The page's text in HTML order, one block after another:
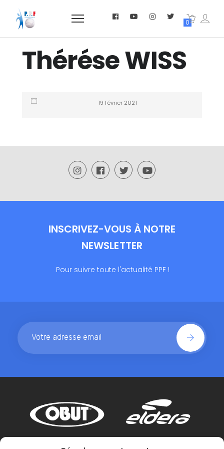
0
Thérése WISS
19 février 2021
INSCRIVEZ-VOUS À NOTRE
NEWSLETTER
Pour suivre toute l'actualité PPF !